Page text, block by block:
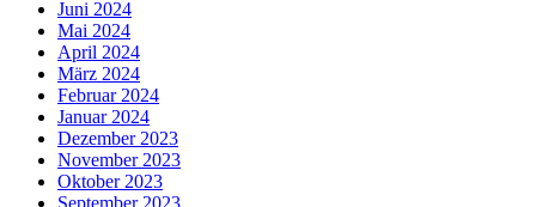
Juni 2024
Mai 2024
April 2024
März 2024
Februar 2024
Januar 2024
Dezember 2023
November 2023
Oktober 2023
September 2023